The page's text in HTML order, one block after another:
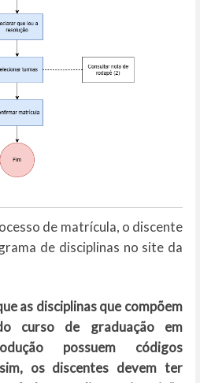
de matrícula, o discente
de disciplinas no site da
as disciplinas que compõem
curso de graduação em
possuem códigos
os discentes devem ter